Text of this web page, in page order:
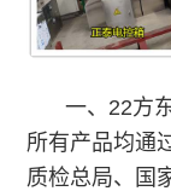
一、 22方
所有产品均通
质检总局、国